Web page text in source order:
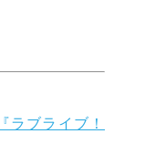
ラブライブ！